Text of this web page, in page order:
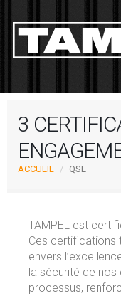
3
ACCUEIL QSE
TAMPEL est
Ces certifications
envers
la sécurité de nos
processus,